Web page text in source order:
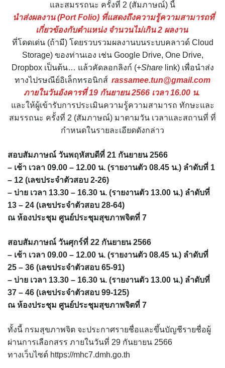
และสมรรถนะ ครั้งที่ 2 (สัมภาษณ์) นี้
นำส่งผลงาน (Port Folio) ที่แสดงถึงความรู้ความสามารถที่
เกี่ยวข้องกับตำแหน่ง จำนวนไม่เกิน 2 ผลงาน
ที่โดดเด่น (ถ้ามี) โดยรวบรวมผลงานบนระบบคลาวด์ Cloud
Storage) ของท่านเอง เช่น Google Drive, One Drive,
Dropbox เป็นต้น… แล้วคัดลอกลิงก์ (+Sharelink) เพื่อนำส่ง
ทางไปรษณีย์อิเล็กทรอนิกส์ rassamee.tun@gmail.com
ภายในวันอังคารที่ 19 กันยายน 2566 เวลา 16.00 น.
และให้ผู้เข้ารับการประเมินความรู้ความสามารถ ทักษะและ
สมรรถนะ ครั้งที่ 2 (สัมภาษณ์) มาตามวัน เวลาและสถานที่ ที่
กำหนดในรายละเอียดดังกล่าว
สอบสัมภาษณ์ วันพฤหัสบดีที่ 21 กันยายน 2566
– เช้า เวลา 09.00 – 12.00 น. (รายงานตัว 08.45 น.) ลำดับที่ 1
– 12 (เลขประจำตัวสอบ 2-26)
– บ่าย เวลา 13.30 – 16.30 น. (รายงานตัว 13.00 น.) ลำดับที่
13 – 24 (เลขประจำตัวสอบ 28-64)
ณ ห้องประชุม ศูนย์ประชุมสุขภาพจิตที่ 7
สอบสัมภาษณ์ วันศุกร์ที่ 22 กันยายน 2566
– เช้า เวลา 09.00 – 12.00 น. (รายงานตัว 08.45 น.) ลำดับที่
25 – 36 (เลขประจำตัวสอบ 65-91)
– บ่าย เวลา 13.30 – 16.30 น. (รายงานตัว 13.00 น.) ลำดับที่
37 – 46 (เลขประจำตัวสอบ 99-125)
ณ ห้องประชุม ศูนย์ประชุมสุขภาพจิตที่ 7
ทั้งนี้ กรมสุขภาพจิต จะประกาศรายชื่อและขึ้นบัญชีรายชื่อผู้
ผ่านการเลือกสรร ภายในวันที่ 29 กันยายน 2566
ทางเว็บไซต์ https://mhc7.dmh.go.th